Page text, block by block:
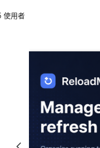
使用者